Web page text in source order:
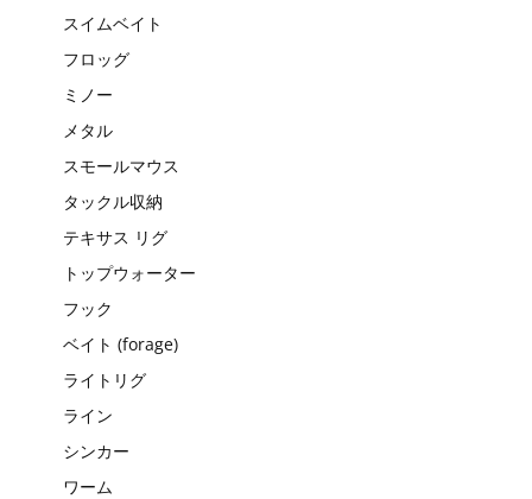
スイムベイト
フロッグ
ミノー
メタル
スモールマウス
タックル収納
テキサス リグ
トップウォーター
フック
ベイト (forage)
ライトリグ
ライン
シンカー
ワーム